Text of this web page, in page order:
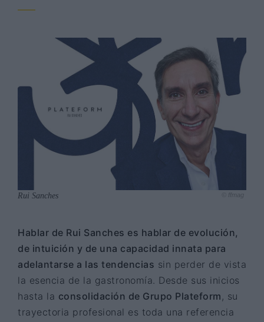
Rui Sanches © ffmag
Hablar de Rui Sanches es hablar de evolución,
de intuición y de una capacidad innata para
adelantarse a las tendencias sin perder de vista
la esencia de la gastronomía. Desde sus inicios
hasta la consolidación de Grupo Plateform , su
trayectoria profesional es toda una referencia